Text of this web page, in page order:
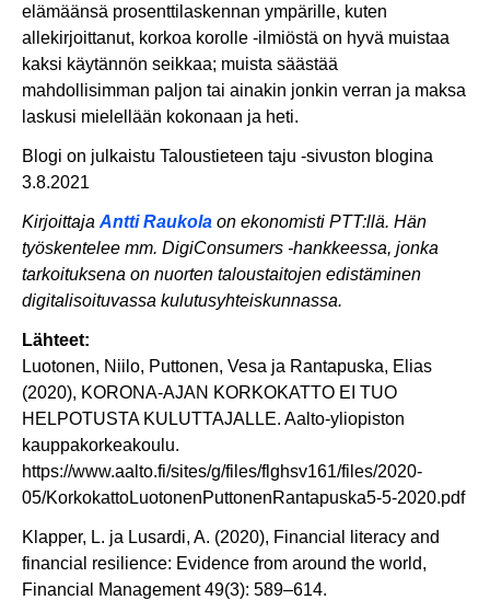
elämäänsä prosenttilaskennan ympärille, kuten
allekirjoittanut, korkoa korolle -ilmiöstä on hyvä muistaa
kaksi käytännön seikkaa; muista säästää
mahdollisimman paljon tai ainakin jonkin verran ja maksa
laskusi mielellään kokonaan ja heti.
Blogi on julkaistu Taloustieteen taju -sivuston blogina
3.8.2021
Kirjoittaja Antti Raukola on ekonomisti PTT:llä. Hän
työskentelee mm. DigiConsumers -hankkeessa, jonka
tarkoituksena on nuorten taloustaitojen edistäminen
digitalisoituvassa kulutusyhteiskunnassa.
Lähteet:
Luotonen, Niilo, Puttonen, Vesa ja Rantapuska, Elias
(2020), KORONA-AJAN KORKOKATTO EI TUO
HELPOTUSTA KULUTTAJALLE. Aalto-yliopiston
kauppakorkeakoulu.
https://www.aalto.fi/sites/g/files/flghsv161/files/2020-
05/KorkokattoLuotonenPuttonenRantapuska5-5-2020.pdf
Klapper, L. ja Lusardi, A. (2020), Financial literacy and
financial resilience: Evidence from around the world,
Financial Management 49(3): 589–614.